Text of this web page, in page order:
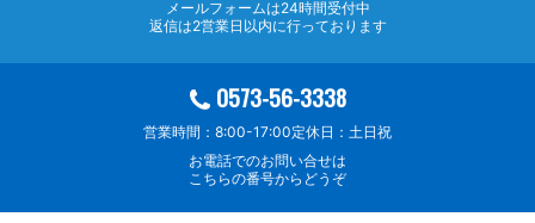
メールフォームは24時間受付中
返信は2営業日以内に行っております
0573-56-3338
営業時間：8:00-17:00定休日：土日祝
お電話でのお問い合せは
こちらの番号からどうぞ